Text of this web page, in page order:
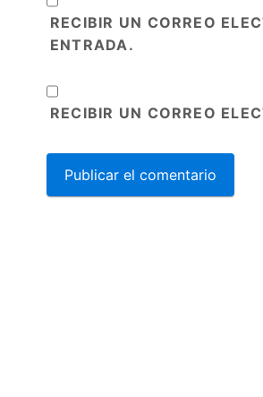
RECIBIR UN CORREO
ENTRADA.
RECIBIR UN CORREO